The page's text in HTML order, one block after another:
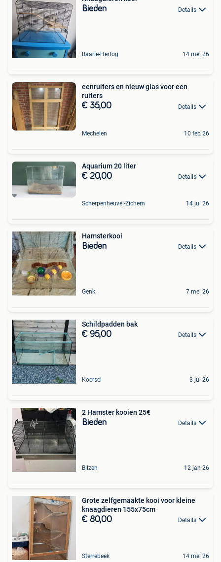
Bieden Details
Baarle-Hertog 14 mei 26
eenruiters en nieuw glas voor een
ruiters
€ 35,00 Details
Mechelen 10 feb 26
Aquarium 20 liter
€ 20,00 Details
Scherpenheuvel-Zichem 14 jul 26
Hamsterkooi
Bieden Details
Genk 7 mei 26
Schildpadden bak
€ 95,00 Details
Koersel 3 jul 26
2 Hamster kooien 25€
Bieden Details
Bilzen 12 jan 26
Grote zelfgemaakte kooi voor kleine
knaagdieren 155x75cm
€ 80,00 Details
Sterrebeek 14 mei 26